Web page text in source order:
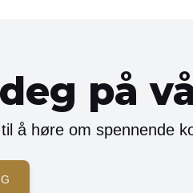
på
å høre om spennende